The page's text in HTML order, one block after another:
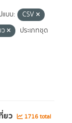
แบบ:
CSV
ประเภทชุด
ยว
1716 total